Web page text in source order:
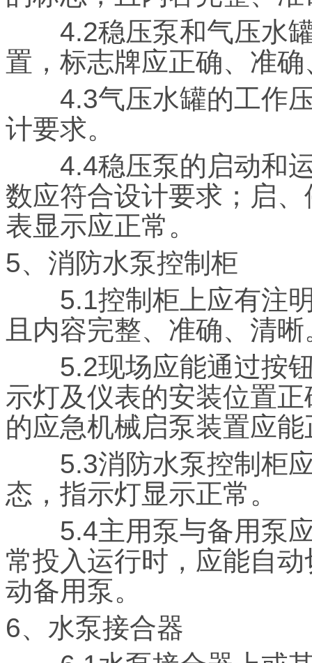
4.2稳压泵和气压水罐
置，标志牌应正确、准
4.3气压水罐的工作压
计要求。
4.4稳压泵的启动和运
数应符合设计要求；启
表显示应正常。
5、消防水泵控制柜
5.1控制柜上应有注明
且内容完整、准确、清晰
5.2现场应能通过按钮
示灯及仪表的安装位置
的应急机械启泵装置应
5.3消防水泵控制柜应
态，指示灯显示正常。
5.4主用泵与备用泵应
常投入运行时，应能自
动备用泵。
6、水泵接合器